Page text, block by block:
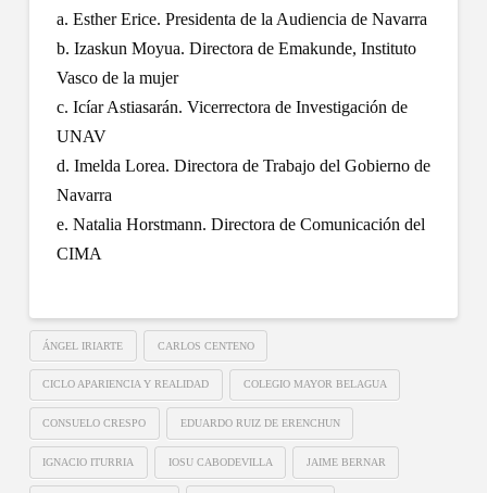
a. Esther Erice. Presidenta de la Audiencia de Navarra
b. Izaskun Moyua. Directora de Emakunde, Instituto
Vasco de la mujer
c. Icíar Astiasarán. Vicerrectora de Investigación de
UNAV
d. Imelda Lorea. Directora de Trabajo del Gobierno de
Navarra
e. Natalia Horstmann. Directora de Comunicación del
CIMA
ÁNGEL IRIARTE CARLOS CENTENO
CICLO APARIENCIA Y REALIDAD COLEGIO MAYOR BELAGUA
CONSUELO CRESPO EDUARDO RUIZ DE ERENCHUN
IGNACIO ITURRIA IOSU CABODEVILLA JAIME BERNAR